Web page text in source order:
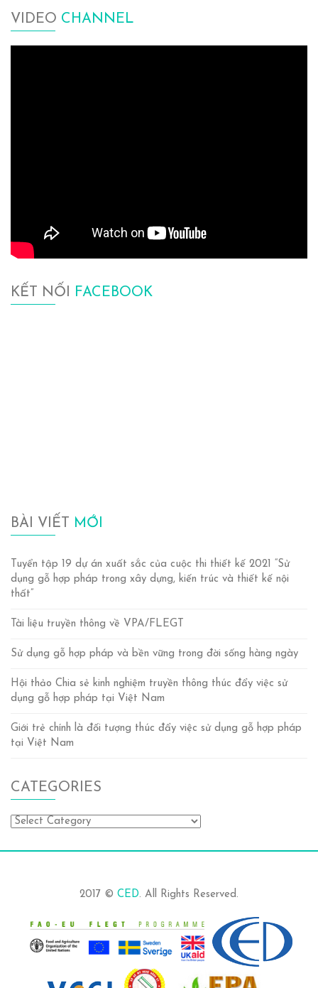
VIDEO CHANNEL
KẾT NỐI FACEBOOK
BÀI VIẾT MỚI
Tuyển tập 19 dự án xuất sắc của cuộc thi thiết kế 2021 “Sử
dụng gỗ hợp pháp trong xây dựng, kiến trúc và thiết kế nội
thất”
Tài liệu truyền thông về VPA/FLEGT
Sử dụng gỗ hợp pháp và bền vững trong đời sống hàng ngày
Hội thảo Chia sẻ kinh nghiệm truyền thông thúc đẩy việc sử
dụng gỗ hợp pháp tại Việt Nam
Giới trẻ chính là đối tượng thúc đẩy việc sử dụng gỗ hợp pháp
tại Việt Nam
CATEGORIES
Categories
2017 © CED. All Rights Reserved.